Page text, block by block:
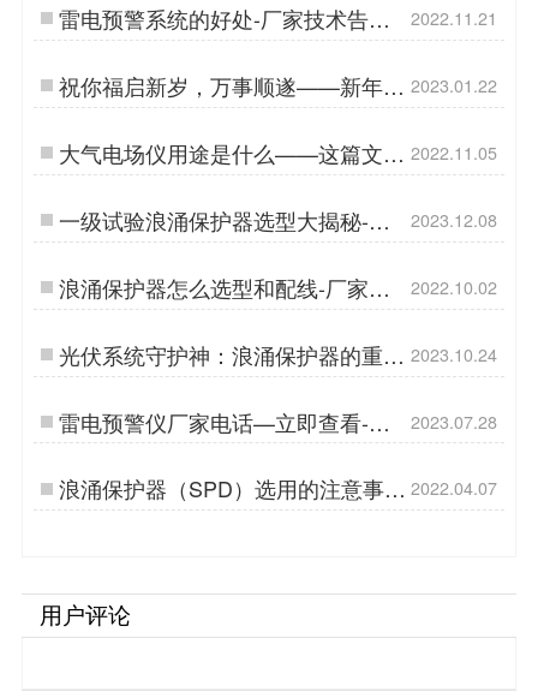
雷电预警系统的好处-厂家技术告诉
你【易造防雷】…
2022.11.21
祝你福启新岁，万事顺遂——新年快
乐【杭州易造】…
2023.01.22
大气电场仪用途是什么——这篇文章
写全了【易造防雷】…
2022.11.05
一级试验浪涌保护器选型大揭秘-点
击查看-易造防雷…
2023.12.08
浪涌保护器怎么选型和配线-厂家技
术指导【杭州易造】…
2022.10.02
光伏系统守护神：浪涌保护器的重要
角色-易造防雷…
2023.10.24
雷电预警仪厂家电话—立即查看-易
造防雷…
2023.07.28
浪涌保护器（SPD）选用的注意事
项-值得一看【杭州易造】…
2022.04.07
用户评论